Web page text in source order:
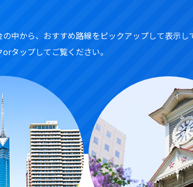
中から、おすすめ路線をピックアップして表示し
タップしてご覧ください。